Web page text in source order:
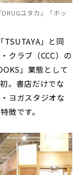
ユタカ」「ホッ
TSUTAYA」と同
クラブ（CCC）の
」業態として
。書店だけでな
ヨガスタジオな
徴です。